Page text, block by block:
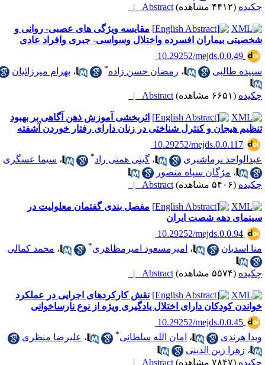
(۴۴۱۲ مشاهده) Abstract |
مقایسه ویژگی های عصبی- روانی و
بیماران افسرده واختلال وسواسی- جبری وافراد عادی
‎ 10.29252/mejds.0.0.49
طالبی
،رمضان حسن زاده ،بهرام میرزائیان
(۶۶۵۱ مشاهده) Abstract |
اثربخشی آموزش ذهن آگاهی بر بهبود
هیجان و کنترل شناختی در زنان دارای رفتار خوردن آشفته
‎ 10.29252/mejds.0.0.117
نرماشیری
،گیتی همتی راد * ،سیما عسگری
،مژگان سپاه منصور
(۵۴۰۶ مشاهده) Abstract |
مفصل بندی گفتمان معلولیت در
دهه شصت ایران
‎ 10.29252/mejds.0.0.94
اسدیان
،امیرمسعود امیرمظاهری ،محمد کمالی
(۵۵۷۴ مشاهده) Abstract |
نقش کارکردهای اجرایی در عملکرد
کودکان دارای اختلال یادگیری ویژه از نوع نارساخوانی
‎ 10.29252/mejds.0.0.45
هرندی
،امان الله سلطانی ،علیرضا منظری
،زهرا زین الدینی
(۷۸۴۷ مشاهده) Abstract |